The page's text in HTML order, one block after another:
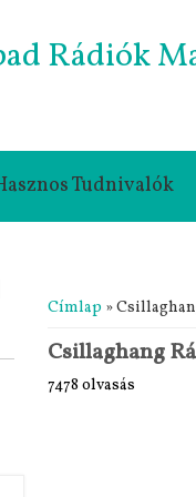
Rádiók
Tudnivalók
Jelenlegi hely
Címlap »
Csillaghang
7478 olvasás